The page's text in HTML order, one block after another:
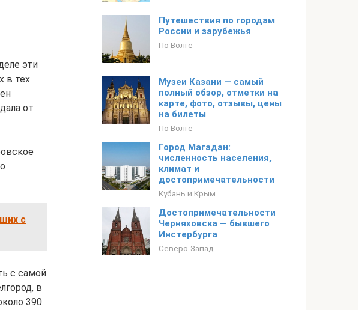
эти
в тех
от
с
с самой
в
390
Путешествия по городам
России и зарубежья
По Волге
Музеи Казани — самый
полный обзор, отметки на
карте, фото, отзывы, цены
на билеты
По Волге
Город Магадан:
численность населения,
климат и
достопримечательности
Кубань и Крым
Достопримечательности
Черняховска — бывшего
Инстербурга
Северо-Запад